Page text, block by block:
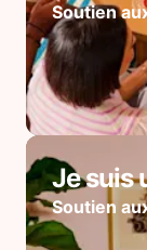
Soutien
Je suis
Soutien